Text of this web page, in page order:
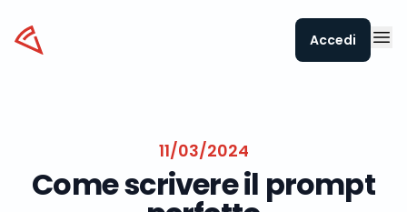
Datapizza Accedi
11/03/2024
Come scrivere il prompt